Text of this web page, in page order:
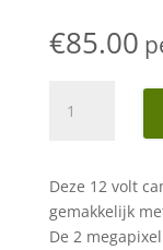
€85.00
camera
fi)
aantal
Deze 12 volt
gemakkelijk
De 2